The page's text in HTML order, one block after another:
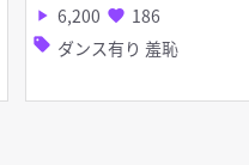
play_arrow 6,200 favorite 186
sell ダンス有り 羞恥